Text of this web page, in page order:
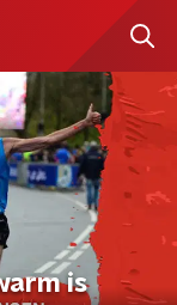
is